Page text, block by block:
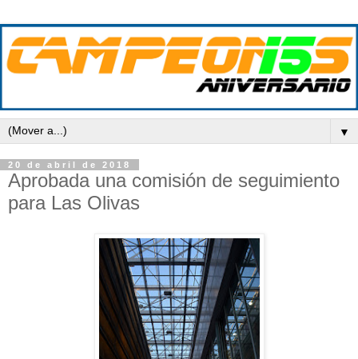
▼
20 de abril de 2018
Aprobada una comisión de seguimiento
para Las Olivas